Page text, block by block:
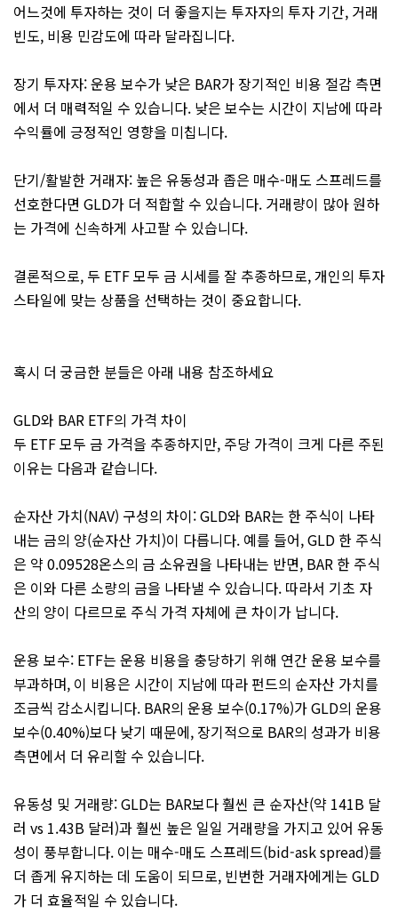
어느것에 투자하는 것이 더 좋을지는 투자자의 투자 기간, 거래
빈도, 비용 민감도에 따라 달라집니다.
장기 투자자: 운용 보수가 낮은 BAR가 장기적인 비용 절감 측면
에서 더 매력적일 수 있습니다. 낮은 보수는 시간이 지남에 따라
수익률에 긍정적인 영향을 미칩니다.
단기/활발한 거래자: 높은 유동성과 좁은 매수-매도 스프레드를
선호한다면 GLD가 더 적합할 수 있습니다. 거래량이 많아 원하
는 가격에 신속하게 사고팔 수 있습니다.
결론적으로, 두 ETF 모두 금 시세를 잘 추종하므로, 개인의 투자
스타일에 맞는 상품을 선택하는 것이 중요합니다.
혹시 더 궁금한 분들은 아래 내용 참조하세요
GLD와 BAR ETF의 가격 차이
두 ETF 모두 금 가격을 추종하지만, 주당 가격이 크게 다른 주된
이유는 다음과 같습니다.
순자산 가치(NAV) 구성의 차이: GLD와 BAR는 한 주식이 나타
내는 금의 양(순자산 가치)이 다릅니다. 예를 들어, GLD 한 주식
은 약 0.09528온스의 금 소유권을 나타내는 반면, BAR 한 주식
은 이와 다른 소량의 금을 나타낼 수 있습니다. 따라서 기초 자
산의 양이 다르므로 주식 가격 자체에 큰 차이가 납니다.
운용 보수: ETF는 운용 비용을 충당하기 위해 연간 운용 보수를
부과하며, 이 비용은 시간이 지남에 따라 펀드의 순자산 가치를
조금씩 감소시킵니다. BAR의 운용 보수(0.17%)가 GLD의 운용
보수(0.40%)보다 낮기 때문에, 장기적으로 BAR의 성과가 비용
측면에서 더 유리할 수 있습니다.
유동성 및 거래량: GLD는 BAR보다 훨씬 큰 순자산(약 141B 달
러 vs 1.43B 달러)과 훨씬 높은 일일 거래량을 가지고 있어 유동
성이 풍부합니다. 이는 매수-매도 스프레드(bid-ask spread)를
더 좁게 유지하는 데 도움이 되므로, 빈번한 거래자에게는 GLD
가 더 효율적일 수 있습니다.